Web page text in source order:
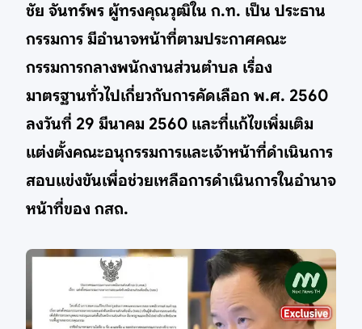
ชัย จันทร์พร ผู้ทรงคุณวุฒิใน ก.ท. เป็น ประธาน
กรรมการ มีอำนาจหน้าที่ตามประกาศคณะ
กรรมการกลางพนักงานส่วนตำบล เรื่อง
มาตรฐานทั่วไปเกี่ยวกับการคัดเลือก พ.ศ. 2560
ลงวันที่ 29 มีนาคม 2560 และที่แก้ไขเพิ่มเติม
แต่งตั้งคณะอนุกรรมการและเจ้าหน้าที่ดำเนินการ
สอบแข่งขันเพื่อช่วยเหลือการดำเนินการในอำนาจ
หน้าที่ของ กสถ.